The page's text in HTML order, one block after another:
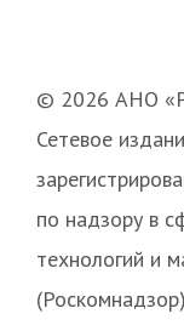
© 2026 АНО
Сетевое
по надзору в
технологий и